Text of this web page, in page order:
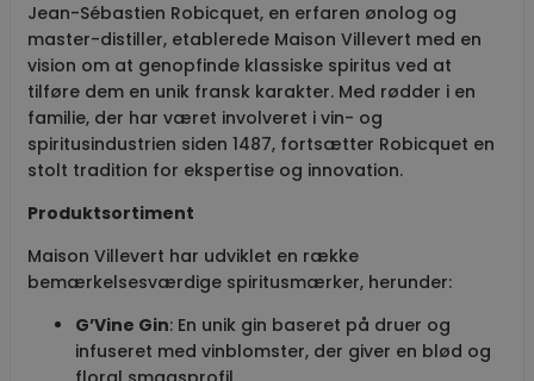
Jean-Sébastien Robicquet, en erfaren ønolog og
master-distiller, etablerede Maison Villevert med en
vision om at genopfinde klassiske spiritus ved at
tilføre dem en unik fransk karakter. Med rødder i en
familie, der har været involveret i vin- og
spiritusindustrien siden 1487, fortsætter Robicquet en
stolt tradition for ekspertise og innovation.
Produktsortiment
Maison Villevert har udviklet en række
bemærkelsesværdige spiritusmærker, herunder:
G’Vine Gin: En unik gin baseret på druer og
infuseret med vinblomster, der giver en blød og